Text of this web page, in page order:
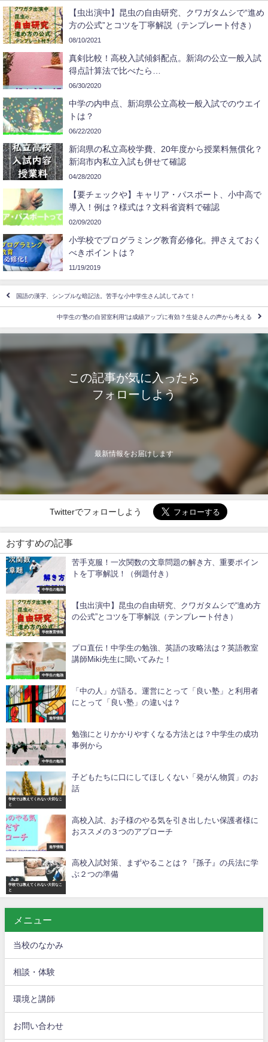
【虫出演中】昆虫の自由研究、クワガタムシで“進め
方の公式”とコツを丁寧解説（テンプレート付き）
08/10/2021
真剣比較！高校入試傾斜配点。新潟の公立一般入試
得点計算法で比べたら…
06/30/2020
中学の内申点、新潟県公立高校一般入試でのウエイ
トは？
06/22/2020
新潟県の私立高校学費、20年度から授業料無償化？
新潟市内私立入試も併せて確認
04/28/2020
【要チェックや】キャリア・パスポート、小中高で
導入！例は？様式は？文科省資料で確認
02/09/2020
小学校でプログラミング教育必修化。押さえておく
べきポイントは？
11/19/2019
国語の漢字、シンプルな暗記法。苦手な小中学生さん試してみて！
中学生の“塾の自習室利用”は成績アップに有効？生徒さんの声から考える
この記事が気に入ったら
フォローしよう
最新情報をお届けします
Twitterでフォローしよう
おすすめの記事
中学生の勉強
苦手克服！一次関数の文章問題の解き方、重要ポイン
トを丁寧解説！（例題付き）
学校教育情報
【虫出演中】昆虫の自由研究、クワガタムシで“進め方
の公式”とコツを丁寧解説（テンプレート付き）
中学生の勉強
プロ直伝！中学生の勉強、英語の攻略法は？英語教室
講師Miki先生に聞いてみた！
進学情報
「中の人」が語る。運営にとって「良い塾」と利用者
にとって「良い塾」の違いは？
中学生の勉強
勉強にとりかかりやすくなる方法とは？中学生の成功
事例から
学校では教えてくれない大切なこ
と
子どもたちに口にしてほしくない「発がん物質」のお
話
進学情報
高校入試、お子様のやる気を引き出したい保護者様に
おススメの３つのアプローチ
学校では教えてくれない大切なこ
と
高校入試対策、まずやることは？『孫子』の兵法に学
ぶ２つの準備
メニュー
当校のなかみ
相談・体験
環境と講師
お問い合わせ